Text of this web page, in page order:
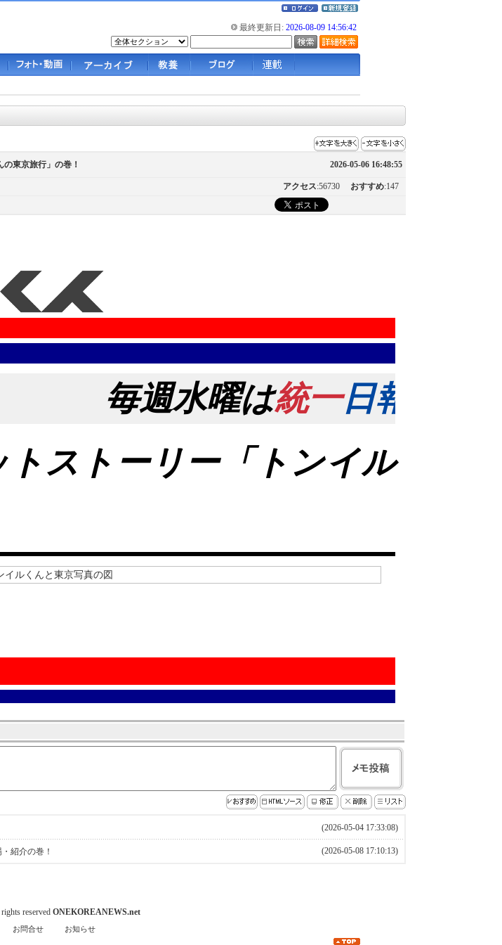
最終更新日: 2026-08-09 14:56:42
東京旅行」の巻！ 2026-05-06 16:48:55
アクセス:56730 おすすめ:147
毎週水曜は統一日報
トストーリー「トンイル
(2026-05-04 17:33:08)
紹介の巻！ (2026-05-08 17:10:13)
reserved ONEKOREANEWS.net
お問合せ お知らせ